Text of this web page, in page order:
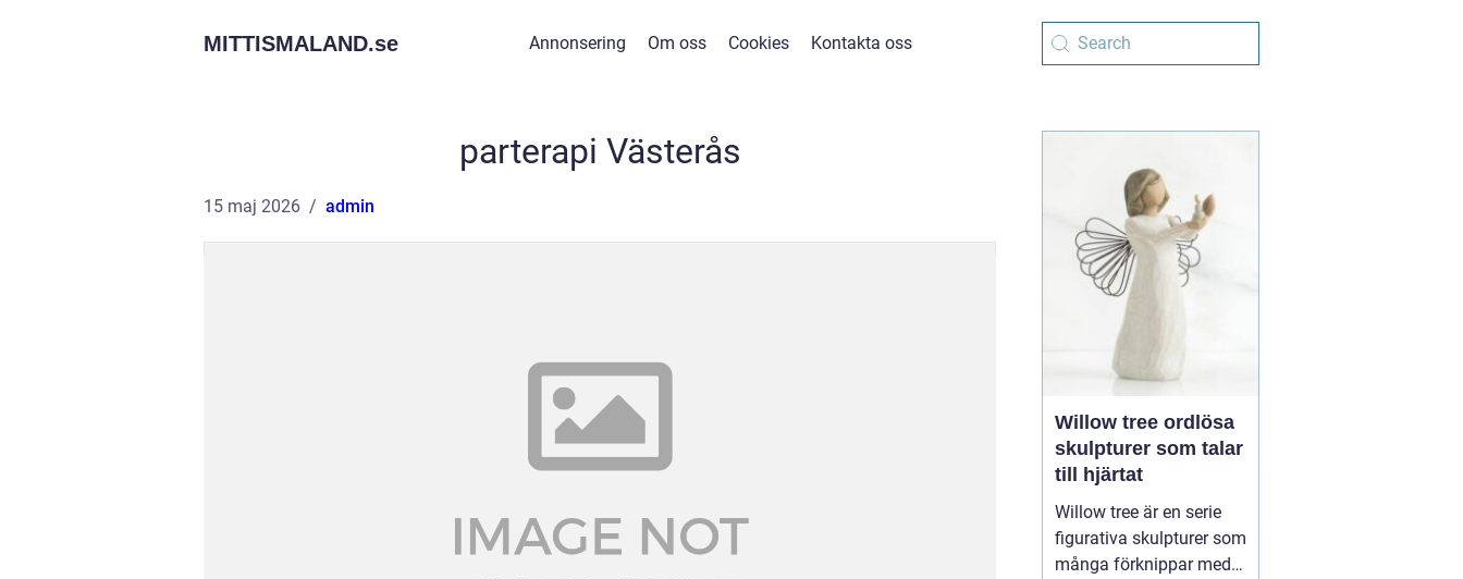
MITTISMALAND.se Annonsering Om oss Cookies Kontakta oss
parterapi Västerås
15 maj 2026 admin
Willow tree ordlösa
skulpturer som talar
till hjärtat
Willow tree är en serie
figurativa skulpturer som
många förknippar med